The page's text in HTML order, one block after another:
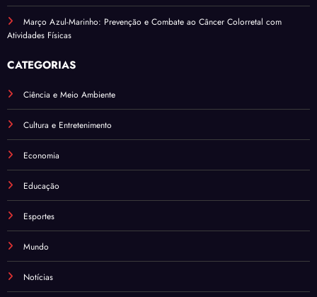
Março Azul-Marinho: Prevenção e Combate ao Câncer Colorretal com
Atividades Físicas
CATEGORIAS
Ciência e Meio Ambiente
Cultura e Entretenimento
Economia
Educação
Esportes
Mundo
Notícias